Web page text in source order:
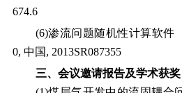
674.6
(6)渗流问题随机性计算软件
0, 中国, 2013SR087355
三、会议邀请报告及学术获奖